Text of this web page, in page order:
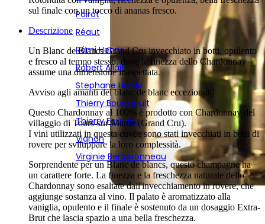
Poirot
Réaut
Rémi Henry
Robert Allait
Stephane Hardy
Thierry Bourmault
Thierry Fournier
Vignon
Virginie Bergeronneau
sul finale con un tocco di ananas fresco.
Descrizione
Un Blanc de Blancs Grand Cru invecchiato in botti, opulento
e fresco al tempo stesso, dove la finezza dello Chardonnay
assume una dimensione inaspettata.
Avviso agli amanti dei blanc de blanc eccezionali!
Questo Chardonnay al 100% è prodotto con Chardonnay del
villaggio di Tours-sur-Marne (Grand Cru).
I vini utilizzati in questa cuvée sono stati invecchiati in botti di
rovere per sviluppare la loro complessità.
Sorprendente per un Blanc de blancs, questo champagne ha
un carattere forte. La finezza e la freschezza naturale dello
Chardonnay sono esaltate dall'invecchiamento in rovere, che
aggiunge sostanza al vino. Il palato è aromatizzato alla
vaniglia, opulento e il finale è sostenuto da un dosaggio Extra-
Brut che lascia spazio a una bella freschezza.